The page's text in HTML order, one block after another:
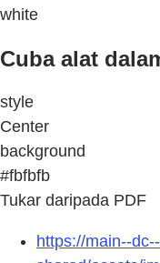
white
Cuba alat
style
Center
background
#fbfbfb
Tukar daripada PDF
https://main--